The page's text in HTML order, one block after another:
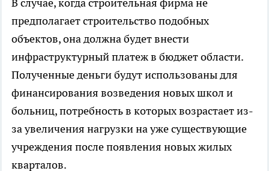
В случае, когда строительная фирма не
предполагает строительство подобных
объектов, она должна будет внести
инфраструктурный платеж в бюджет области.
Полученные деньги будут использованы для
финансирования возведения новых школ и
больниц, потребность в которых возрастает из-
за увеличения нагрузки на уже существующие
учреждения после появления новых жилых
кварталов.